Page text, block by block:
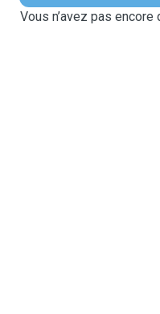
Vous n’avez pas encore